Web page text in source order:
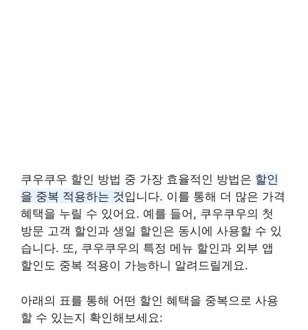
쿠우쿠우 할인 방법 중 가장 효율적인 방법은 할인
을 중복 적용하는 것입니다. 이를 통해 더 많은 가격
혜택을 누릴 수 있어요. 예를 들어, 쿠우쿠우의 첫
방문 고객 할인과 생일 할인은 동시에 사용할 수 있
습니다. 또, 쿠우쿠우의 특정 메뉴 할인과 외부 앱
할인도 중복 적용이 가능하니 알려드릴게요.
아래의 표를 통해 어떤 할인 혜택을 중복으로 사용
할 수 있는지 확인해보세요: